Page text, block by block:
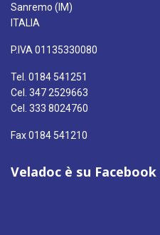
Sanremo (IM)
ITALIA
P.IVA 01135330080
Tel. 0184 541251
Cel. 347 2529663
Cel. 333 8024760
Fax 0184 541210
Veladoc è su Facebook